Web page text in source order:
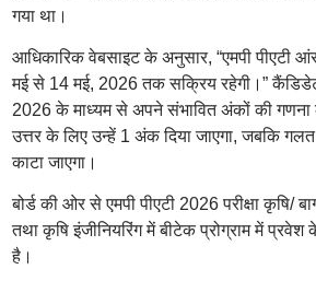
गया था।
आधिकारिक वेबसाइट के अनुसार, “एमपी पीएटी
मई से 14 मई, 2026 तक सक्रिय रहेगी।”
2026 के माध्यम से अपने संभावित अंकों की
उत्तर के लिए उन्हें 1 अंक दिया जाएगा, जबकि
काटा जाएगा।
बोर्ड की ओर से एमपी पीएटी 2026 परीक्षा कृषि/
तथा कृषि इंजीनियरिंग में बीटेक प्रोग्राम में
है।